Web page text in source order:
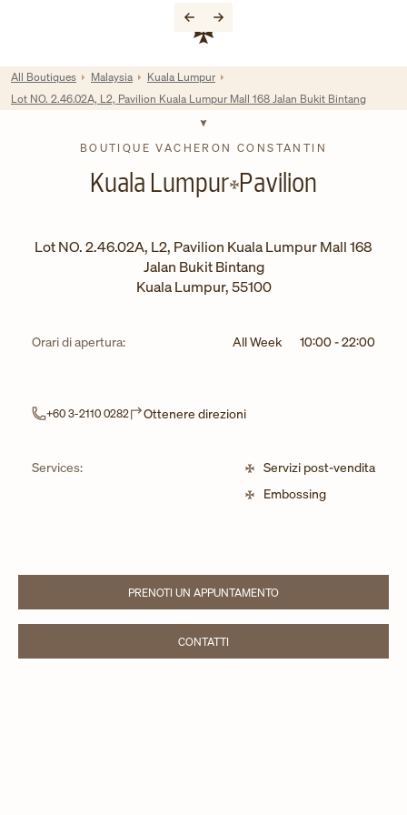
Return to Nav
BOUTIQUE VACHERON CONSTANTIN
Kuala Lumpur Pavilion
Lot NO. 2.46.02A, L2, Pavilion Kuala Lumpur Mall 168
Jalan Bukit Bintang
Kuala Lumpur,55100
Orari di apertura: All Week 10:00-22:00
+60 3-2110 0282 Ottenere direzioniLink Opens in New Tab
Services:
Servizi post-vendita
Embossing
PRENOTI UN APPUNTAMENTO
LINK OPENS IN NEW TAB
CONTATTILINK OPENS IN NEW TAB
All Boutiques Malaysia
Kuala Lumpur
Lot NO. 2.46.02A, L2, Pavilion Kuala Lumpur Mall 168 Jalan Bukit Bintang